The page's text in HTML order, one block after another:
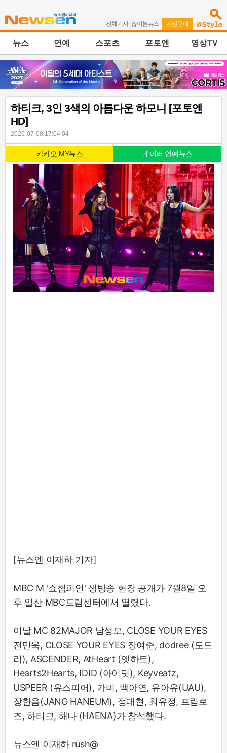
전체기사| 많이본뉴스 | 사진구매
뉴스 연예 스포츠 포토엔 영상TV
하티크, 3인 3색의 아름다운 하모니 [포토엔
HD]
2026-07-08 17:04:04
카카오 MY뉴스 네이버 연예뉴스
[뉴스엔 이재하 기자]
MBC M '쇼챔피언' 생방송 현장 공개가 7월8일 오
후 일산 MBC드림센터에서 열렸다.
이날 MC 82MAJOR 남성모, CLOSE YOUR EYES
전민욱, CLOSE YOUR EYES 장여준, dodree (도드
리), ASCENDER, AtHeart (앳하트),
Hearts2Hearts, IDID (아이딧), Keyveatz,
USPEER (유스피어), 가비, 백아연, 유아유(UAU),
장한음(JANG HANEUM), 정대현, 최유정, 프림로
즈, 하티크, 해나 (HAENA)가 참석했다.
뉴스엔 이재하 rush@